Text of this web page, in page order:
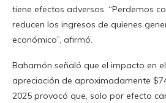
tiene efectos adversos. “Perdemos
reducen los ingresos de quienes
económico”, afirmó.
Bahamón señaló que el impacto en
apreciación de aproximadamente
2025 provocó que, solo por efecto